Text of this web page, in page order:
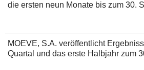
die ersten neun Monate bis zum 30.
MOEVE, S.A. veröffentlicht
Quartal und das erste Halbjahr zum